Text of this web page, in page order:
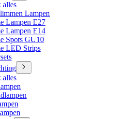
alles
Lampen
Lampen E27
Lampen E14
Spots GU10
LED Strips
alles